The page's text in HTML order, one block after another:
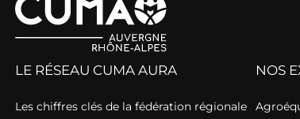
LE RÉSEAU CUMA AURA
Les chiffres clés de la fédération régionale
NOS